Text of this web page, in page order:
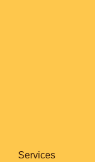
Services